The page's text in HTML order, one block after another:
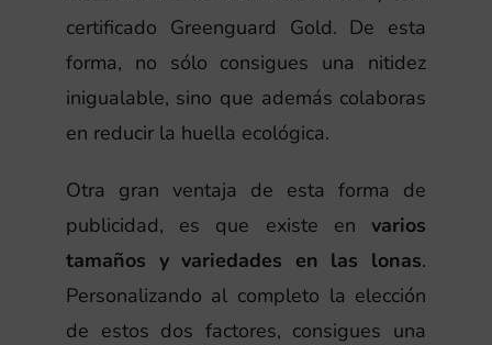
certificado Greenguard Gold. De esta
forma, no sólo consigues una nitidez
inigualable, sino que además colaboras
en reducir la huella ecológica.
Otra gran ventaja de esta forma de
publicidad, es que existe envarios
tamaños y variedades en las lonas.
Personalizando al completo la elección
de estos dos factores, consigues una